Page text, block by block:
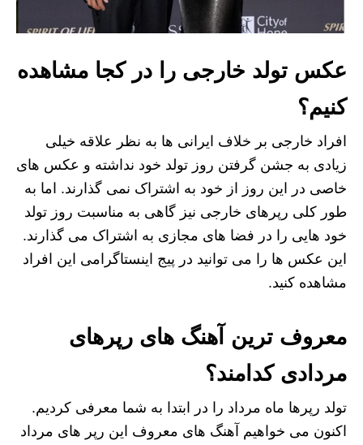
عکس تولد خارجی را در کجا مشاهده
کنیم؟
افراد خارجی بر خلاف ایرانی‌ ها به نظر علاقه خیلی
زیادی به جشن گرفتن روز تولد خود نداشته و عکس های
خاصی در این روز از خود به اشتراک نمی گذارند. اما به
طور کلی رپرهای خارجی نیز گاهی به مناسبت روز تولد
خود هایی را در فضا های مجازی به اشتراک می‌ گذارند.
این عکس ها را می توانید در پیج اینستاگرامی این افراد
مشاهده کنید.
معروف ترین آهنگ های رپرهای
مردادی کدامند؟
تولد رپرها ماه مرداد را در ابتدا به شما معرفی کردیم.
اکنون می‌ خواهیم آهنگ های معروف این رپر های مرداد